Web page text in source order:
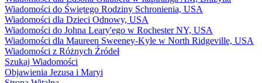
Wiadomości do Świętego Rodziny Schronienia, USA
Wiadomości dla Dzieci Odnowy, USA
Wiadomości do Johna Leary'ego w Rochester NY, USA
Wiadomości dla Maureen Sweeney-Kyle w North Ridgeville, USA
Wiadomości z Różnych Źródeł
Szukaj Wiadomości
Objawienia Jezusa i Maryi